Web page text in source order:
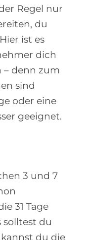
Regel nur
du
ist es
dich
– denn zum
sind
oder eine
geeignet.
3 und 7
31 Tage
solltest du
du die